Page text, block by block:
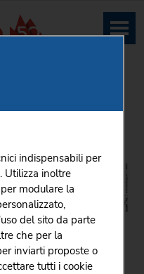
indispensabili per
Utilizza inoltre
modulare la
del sito da parte
che per la
inviarti proposte o
tutti i cookie